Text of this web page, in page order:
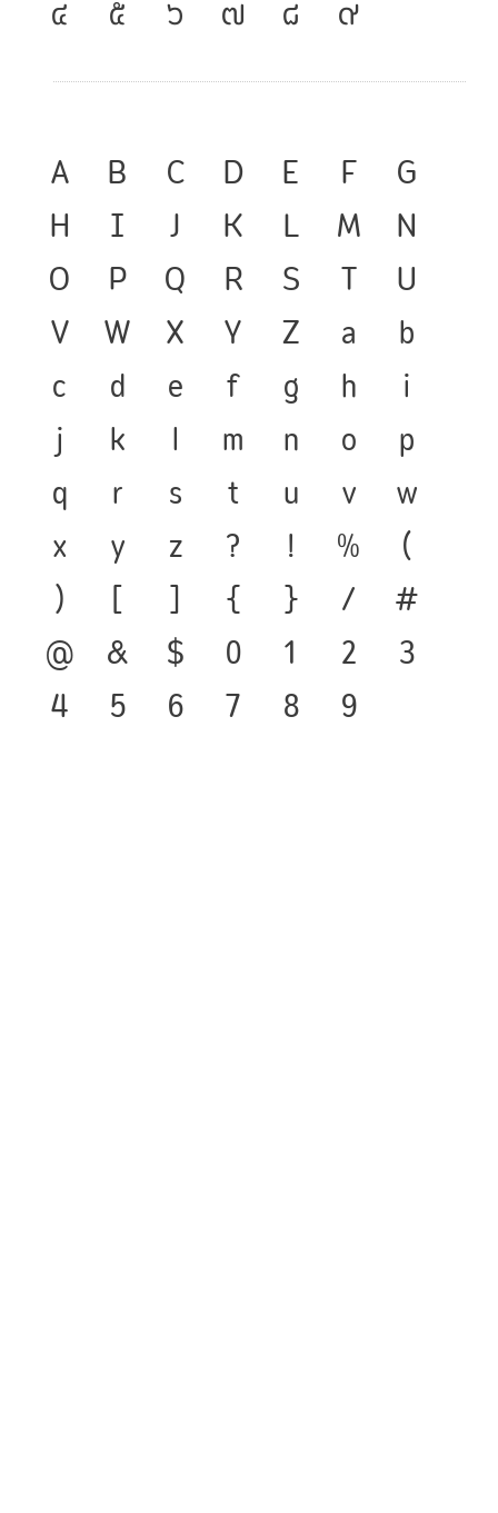
๔
๕ ๖ ๗ ๘ ๙
A B C D E F
G
H
I J K L M
N
O
P Q R S T
U
V
W X Y Z a
b
c
d e f g h
i
j
k l m n o
p
q
r s t u v
w
x
y z ? ! %
(
)
{ } /
#
@
& $ 0 1 2
3
4
5 6 7 8 9